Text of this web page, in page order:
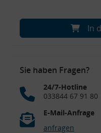
In
Sie haben Fragen?
24/7-Hotline
033844 67 91 80
E-Mail-Anfrage
anfragen